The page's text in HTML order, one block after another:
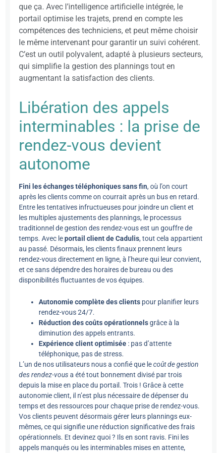
que ça. Avec l’intelligence artificielle intégrée, le
portail optimise les trajets, prend en compte les
compétences des techniciens, et peut même choisir
le même intervenant pour garantir un suivi cohérent.
C’est un outil polyvalent, adapté à plusieurs secteurs,
qui simplifie la gestion des plannings tout en
augmentant la satisfaction des clients.
Libération des appels
interminables : la prise de
rendez-vous devient
autonome
Fini les échanges téléphoniques sans fin, où l’on court
après les clients comme on courrait après un bus en retard.
Entre les tentatives infructueuses pour joindre un client et
les multiples ajustements des plannings, le processus
traditionnel de gestion des rendez-vous est un gouffre de
temps. Avec leportail client de Cadulis, tout cela appartient
au passé. Désormais, les clients finaux prennent leurs
rendez-vous directement en ligne, à l’heure qui leur convient,
et ce sans dépendre des horaires de bureau ou des
disponibilités fluctuantes de vos équipes.
Autonomie complète des clients pour planifier leurs
rendez-vous 24/7.
Réduction des coûts opérationnelsgrâce à la
diminution des appels entrants.
Expérience client optimisée : pas d’attente
téléphonique, pas de stress.
L’un de nos utilisateurs nous a confié que lecoût de gestion
des rendez-vousa été tout bonnement divisé par trois
depuis la mise en place du portail. Trois ! Grâce à cette
autonomie client, il n’est plus nécessaire de dépenser du
temps et des ressources pour chaque prise de rendez-vous.
Vos clients peuvent désormais gérer leurs plannings eux-
mêmes, ce qui signifie une réduction significative des frais
opérationnels. Et devinez quoi ? Ils en sont ravis. Fini les
appels manqués ou les interminables mises en attente,